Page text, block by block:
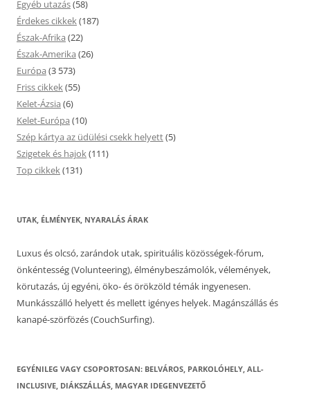
Egyéb utazás(58)
Érdekes cikkek(187)
Észak-Afrika (22)
Észak-Amerika (26)
Európa (3 573)
Friss cikkek(55)
Kelet-Ázsia (6)
Kelet-Európa (10)
Szép kártya az üdülési csekk helyett(5)
Szigetek és hajok(111)
Top cikkek(131)
UTAK, ÉLMÉNYEK, NYARALÁS ÁRAK
Luxus és olcsó, zarándok utak, spirituális közösségek-fórum,
önkéntesség (Volunteering), élménybeszámolók, vélemények,
körutazás, új egyéni, öko- és örökzöld témák ingyenesen.
Munkásszálló helyett és mellett igényes helyek. Magánszállás és
kanapé-szörfözés (CouchSurfing).
EGYÉNILEG VAGY CSOPORTOSAN: BELVÁROS, PARKOLÓHELY, ALL-
INCLUSIVE, DIÁKSZÁLLÁS, MAGYAR IDEGENVEZETŐ